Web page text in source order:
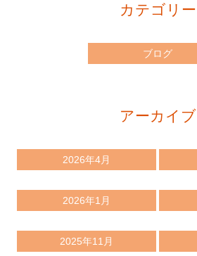
カテゴリー
ブログ
アーカイブ
2026年4月
2026年1月
2025年11月